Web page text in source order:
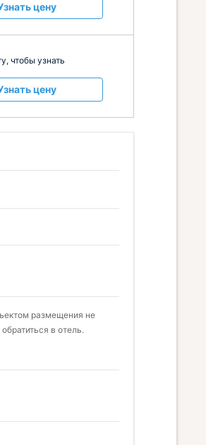
цену
чтобы узнать
цену
размещения не
в отель.